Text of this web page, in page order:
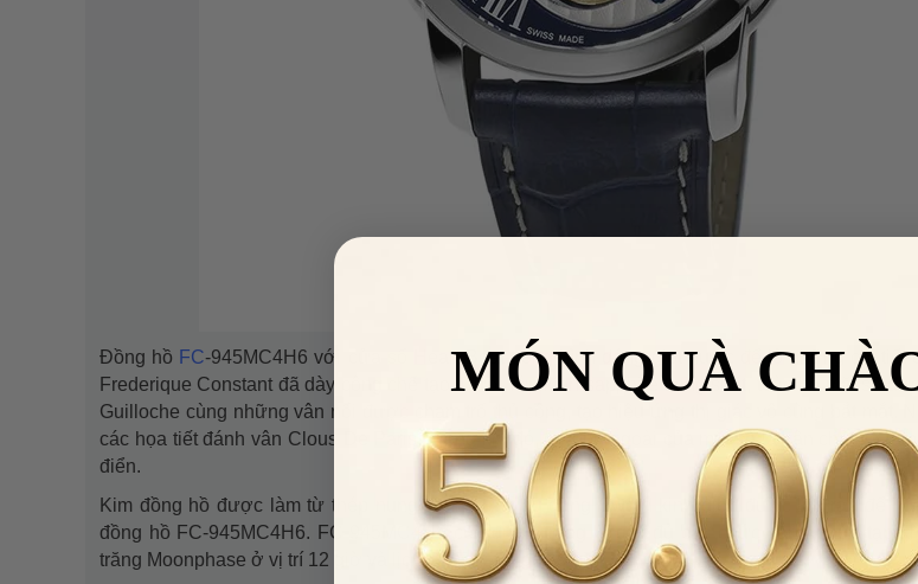
VUA HÀNG HIỆU
NhậpVHHWATCH0662để giảm
50.000đcho đơn hàng giá trị từ
2.000.000đ
Áp dụng cho sản phẩm danh
Đồng hồ FC-945MC4H6 với cửa sổ Heart Beat trong hình dáng giọt nước để lộ những chi tiết
Frederique Constant đã dày công chế tạo. Dưới lớp kính sapphire trong suốt, toàn bộ mặt số
Guilloche cùng những vân nổi được chạm trổ thủ công, tạo hiệu ứng thị giác vô cùng bắt mắt.
các họa tiết đánh vân Clous De Paris. Trong khi đó, ở vòng ngoài của mặt số là vân chải tia
điển.
Kim đồng hồ được làm từ thép nung xanh với kiểu dáng Sword kinh điển được lắp ráp để
đồng hồ FC-945MC4H6. FC-945MC4H6 còn được trang bị đầy đủ các chức năng phức tạp
trăng Moonphase ở vị trí 12 giờ và lịch GMT đặt ở góc 9 giờ.
MÓN QUÀ